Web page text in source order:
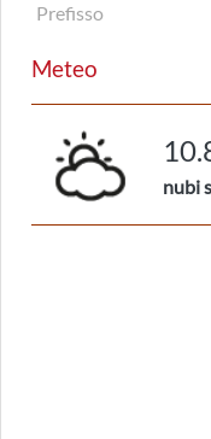
Prefisso
Meteo
nubi